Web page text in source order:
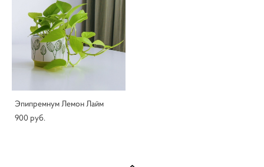
Эпипремнум Лемон Лайм
900 pуб.